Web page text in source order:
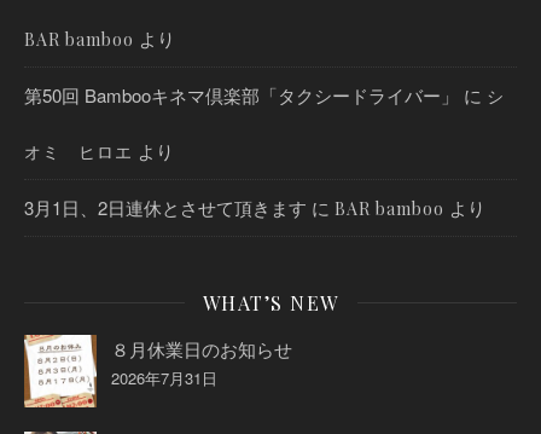
BAR bamboo より
第50回 Bambooキネマ倶楽部「タクシードライバー」 に シ
オミ ヒロエ より
3月1日、2日連休とさせて頂きます に BAR bamboo より
WHAT’S NEW
８月休業日のお知らせ
2026年7月31日